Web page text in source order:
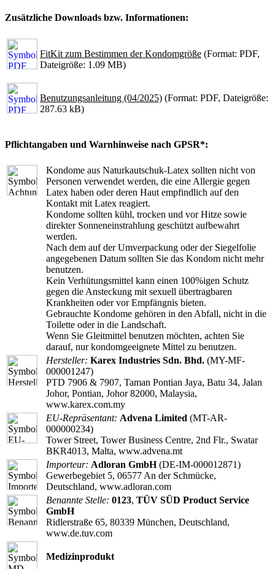
Zusätzliche Downloads bzw. Informationen:
FitKit zum Bestimmen der Kondomgröße (Format: PDF,
Dateigröße: 1.09 MB)
Benutzungsanleitung (04/2025) (Format: PDF, Dateigröße:
287.63 kB)
Pflichtangaben und Warnhinweise nach GPSR*:
Kondome aus Naturkautschuk-Latex sollten nicht von
Personen verwendet werden, die eine Allergie gegen
Latex haben oder deren Haut empfindlich auf den
Kontakt mit Latex reagiert.
Kondome sollten kühl, trocken und vor Hitze sowie
direkter Sonneneinstrahlung geschützt aufbewahrt
werden.
Nach dem auf der Umverpackung oder der Siegelfolie
angegebenen Datum sollten Sie das Kondom nicht mehr
benutzen.
Kein Verhütungsmittel kann einen 100%igen Schutz
gegen die Ansteckung mit sexuell übertragbaren
Krankheiten oder vor Empfängnis bieten.
Gebrauchte Kondome gehören in den Abfall, nicht in die
Toilette oder in die Landschaft.
Wenn Sie Gleitmittel benutzen möchten, achten Sie
darauf, nur kondomgeeignete Mittel zu benutzen.
Hersteller: Karex Industries Sdn. Bhd. (MY-MF-
000001247)
PTD 7906 & 7907, Taman Pontian Jaya, Batu 34, Jalan
Johor, Pontian, Johor 82000, Malaysia,
www.karex.com.my
EU-Repräsentant: Advena Limited (MT-AR-
000000234)
Tower Street, Tower Business Centre, 2nd Flr., Swatar
BKR4013, Malta, www.advena.mt
Importeur: Adloran GmbH(DE-IM-000012871)
Gewerbegebiet 5, 06577 An der Schmücke,
Deutschland, www.adloran.com
Benannte Stelle: 0123, TÜV SÜD Product Service
GmbH
Ridlerstraße 65, 80339 München, Deutschland,
www.de.tuv.com
Medizinprodukt